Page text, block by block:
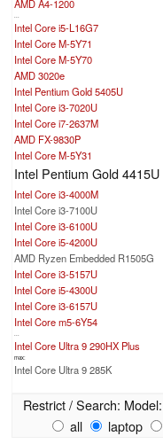
AMD A4-1200
Intel Core i5-L16G7
Intel Core M-5Y71
Intel Core M-5Y70
AMD 3020e
Intel Pentium Gold 5405U
Intel Core i3-7020U
Intel Core i7-2637M
AMD FX-9830P
Intel Core M-5Y31
Intel Pentium Gold 4415U
Intel Core i3-4000M
Intel Core i3-7100U
Intel Core i3-6100U
Intel Core i5-4200U
AMD Ryzen Embedded R1505G
Intel Core i3-5157U
Intel Core i5-4300U
Intel Core i3-6157U
Intel Core m5-6Y54
Intel Core Ultra 9 290HX Plus
max:
Intel Core Ultra 9 285K
Restrict / Search: Model:
all
laptop